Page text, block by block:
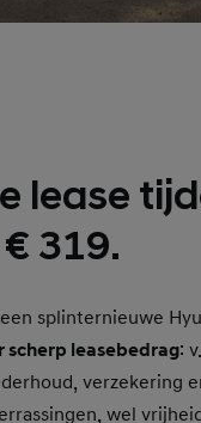
lease
319.
splinternieuwe
scherp leasebedrag:
verzekering
wel